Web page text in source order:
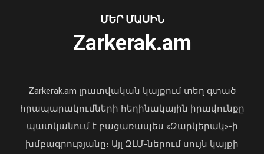
«Պարտվեցինք դաժան հիվանդության
04 Օգոստոս, 2026 19:12
ՄԵՐ ՄԱՍԻՆ
Zarkerak.am
Zarkerak.am լրատվական կայքում տեղ գտած
հրապարակումների հեղինակային իրավունքը
պատկանում է բացառապես «Զարկերակ»-ի
խմբագրությանը։ Այլ ԶԼՄ-ներում սույն կայքի